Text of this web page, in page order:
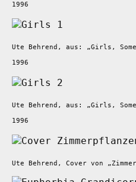
1996
Ute Behrend, aus: „Girls,
1996
Ute Behrend, aus: „Girls,
1996
Ute Behrend, Cover von